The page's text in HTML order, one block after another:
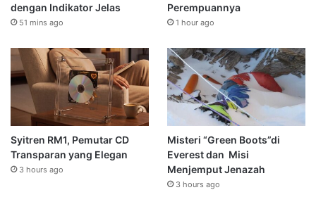
dengan Indikator Jelas
51 mins ago
Perempuannya
1 hour ago
Syitren RM1, Pemutar CD
Transparan yang Elegan
3 hours ago
Misteri “Green Boots”di
Everest dan Misi
Menjemput Jenazah
3 hours ago